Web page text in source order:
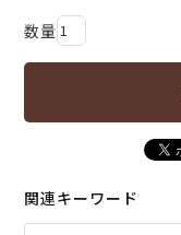
関連キーワード